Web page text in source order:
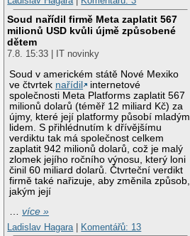
Soud nařídil firmě Meta zaplatit 567
milionů USD kvůli újmě způsobené
dětem
7.8. 15:33 | IT novinky
Soud v americkém státě Nové Mexiko
ve čtvrtek nařídil
internetové
společnosti Meta Platforms zaplatit 567
milionů dolarů (téměř 12 miliard Kč) za
újmy, které její platformy působí mladým
lidem. S přihlédnutím k dřívějšímu
verdiktu tak má společnost celkem
zaplatit 942 milionů dolarů, což je malý
zlomek jejího ročního výnosu, který loni
činil 60 miliard dolarů. Čtvrteční verdikt
firmě také nařizuje, aby změnila způsob,
jakým její
…více »
Ladislav Hagara
Komentářů: 13